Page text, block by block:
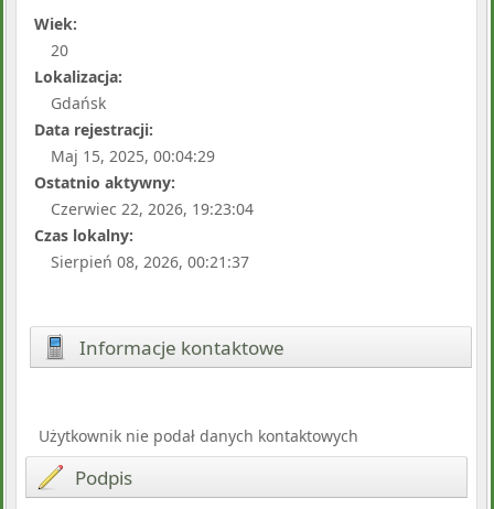
Wiek:
20
Lokalizacja:
Gdańsk
Data rejestracji:
Maj 15, 2025, 00:04:29
Ostatnio aktywny:
Czerwiec 22, 2026, 19:23:04
Czas lokalny:
Sierpień 08, 2026, 00:21:37
Informacje kontaktowe
Użytkownik nie podał danych kontaktowych
Podpis